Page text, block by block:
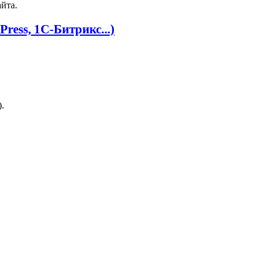
1С‑Битрикс...)